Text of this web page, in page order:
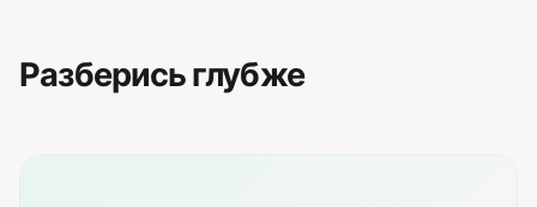
Разберись глубже